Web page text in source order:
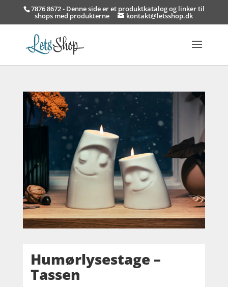
7876 8672 - Denne side er et produktkatalog og linker til
shops med produkterne kontakt@letsshop.dk
Humørlysestage –
Tassen